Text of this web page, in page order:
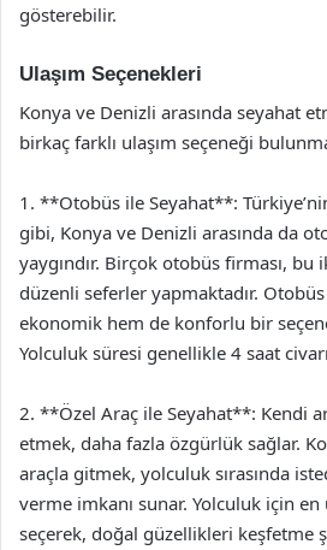
gösterebilir.
Ulaşım Seçenekleri
Konya ve Denizli arasında seyahat
birkaç farklı ulaşım seçeneği
1. **Otobüs ile Seyahat**:
gibi, Konya ve Denizli arasında da
yaygındır. Birçok otobüs firması, bu
düzenli seferler yapmaktadır.
ekonomik hem de konforlu bir
Yolculuk süresi genellikle 4 saat
2. **Özel Araç ile Seyahat**: Kendi
etmek, daha fazla özgürlük sağlar.
araçla gitmek, yolculuk sırasında
verme imkanı sunar. Yolculuk için en
seçerek, doğal güzellikleri keşfetme